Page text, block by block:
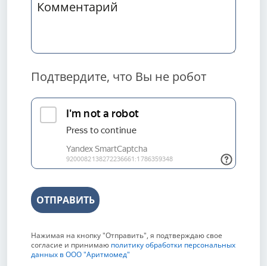
Подтвердите, что Вы не робот
ОТПРАВИТЬ
Нажимая на кнопку "Отправить", я подтверждаю свое
согласие и принимаю политику обработки персональных
данных в ООО "Аритмомед"